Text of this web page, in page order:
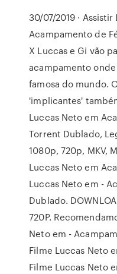
30/07/2019 ·
Acampamento de
X Luccas e Gi vão
acampamento
famosa do mundo.
'implicantes'
Luccas Neto em
Torrent Dublado,
1080p, 720p, MKV,
Luccas Neto em
Luccas Neto em -
Dublado.
720P.
Neto em -
Filme Luccas Neto
Filme Luccas Neto